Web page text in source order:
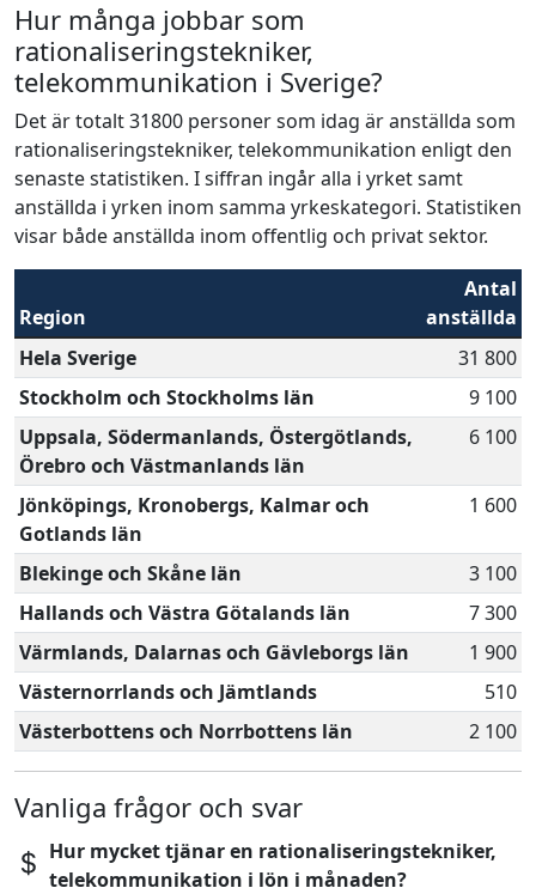
Hur många jobbar som
rationaliseringstekniker,
telekommunikation i Sverige?
Det är totalt 31800 personer som idag är anställda som
rationaliseringstekniker, telekommunikation enligt den
senaste statistiken. I siffran ingår alla i yrket samt
anställda i yrken inom samma yrkeskategori. Statistiken
visar både anställda inom offentlig och privat sektor.
Region
Antal
anställda
Hela Sverige
31 800
Stockholm och Stockholms län
9 100
Uppsala, Södermanlands, Östergötlands,
Örebro och Västmanlands län
6 100
Jönköpings, Kronobergs, Kalmar och
Gotlands län
1 600
Blekinge och Skåne län
3 100
Hallands och Västra Götalands län
7 300
Värmlands, Dalarnas och Gävleborgs län
1 900
Västernorrlands och Jämtlands
510
Västerbottens och Norrbottens län
2 100
Vanliga frågor och svar
Hur mycket tjänar en rationaliseringstekniker,
telekommunikation i lön i månaden?